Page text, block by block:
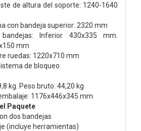
de altura del soporte: 1240-1640
con bandeja superior: 2320 mm
Inferior 430x335 mm.
mm
ruedas: 1220x710 mm
de bloqueo
kg. Peso bruto: 44,20 kg
1176x446x345 mm
Paquete
dos bandejas
(incluye herramientas)